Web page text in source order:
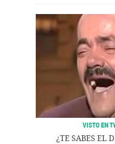
VISTO EN
¿TE SABES EL